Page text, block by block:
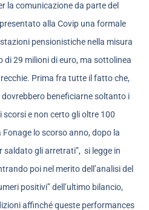
la comunicazione da parte del
alla Covip una formale
pensionistiche nella misura
di 29 milioni di euro, ma sottolinea
Prima fra tutte il fatto che,
beneficiarne soltanto i
e non certo gli oltre 100
lo scorso anno, dopo la
gli arretrati”, si legge in
poi nel merito dell’analisi del
positivi” dell’ultimo bilancio,
affinché queste performances